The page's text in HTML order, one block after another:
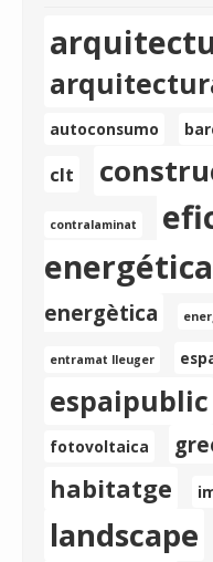
autoconsumo
clt
contralaminat
energética
energètica
entramat lleuger
espaipublic
fotovoltaica
habitatge
landscape